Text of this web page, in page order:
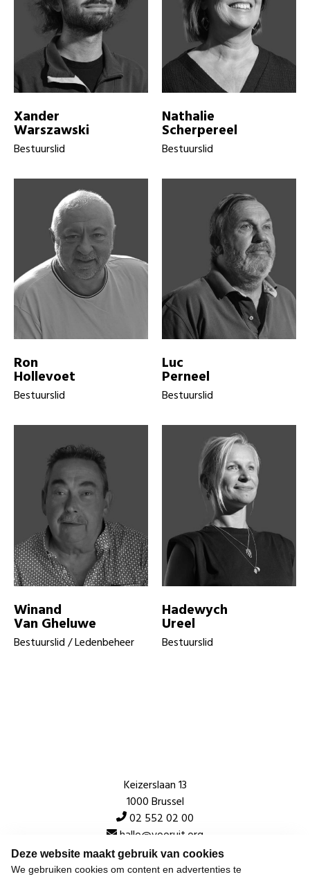
Deze website maakt gebruik van cookies
We gebruiken cookies om content en advertenties te
Xander
Warszawski
Bestuurslid
Nathalie
Scherpereel
Bestuurslid
Ron
Hollevoet
Bestuurslid
Luc
Perneel
Bestuurslid
Winand
Van Gheluwe
Bestuurslid / Ledenbeheer
Hadewych
Ureel
Bestuurslid
Keizerslaan 13
1000 Brussel
02 552 02 00
hallo@vooruit.org